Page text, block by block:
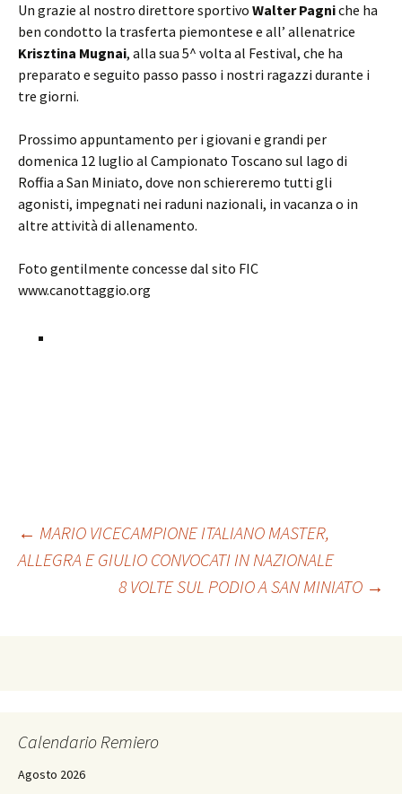
Un grazie al nostro direttore sportivo Walter Pagniche ha
ben condotto la trasferta piemontese e all’ allenatrice
Krisztina Mugnai, alla sua 5^ volta al Festival, che ha
preparato e seguito passo passo i nostri ragazzi durante i
tre giorni.
Prossimo appuntamento per i giovani e grandi per
domenica 12 luglio al Campionato Toscano sul lago di
Roffia a San Miniato, dove non schiereremo tutti gli
agonisti, impegnati nei raduni nazionali, in vacanza o in
altre attività di allenamento.
Foto gentilmente concesse dal sito FIC
www.canottaggio.org
Navigazione
← MARIO VICECAMPIONE ITALIANO MASTER,
ALLEGRA E GIULIO CONVOCATI IN NAZIONALE
8 VOLTE SUL PODIO A SAN MINIATO →
Calendario Remiero
Agosto 2026